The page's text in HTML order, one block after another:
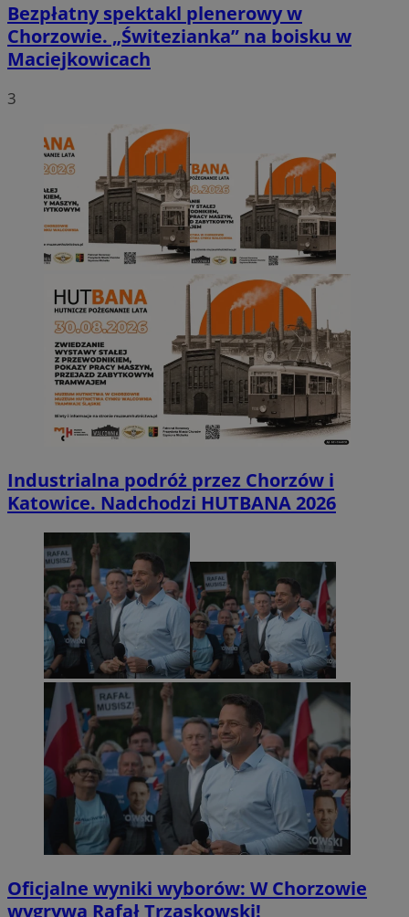
Bezpłatny spektakl plenerowy w
Chorzowie. „Świtezianka” na boisku w
Maciejkowicach
3
Industrialna podróż przez Chorzów i
Katowice. Nadchodzi HUTBANA 2026
Oficjalne wyniki wyborów: W Chorzowie
wygrywa Rafał Trzaskowski!